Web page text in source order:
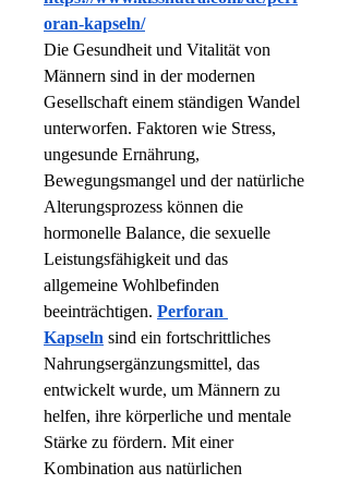
oran-kapseln/
Die Gesundheit und Vitalität von
Männern sind in der modernen
Gesellschaft einem ständigen Wandel
unterworfen. Faktoren wie Stress,
ungesunde Ernährung,
Bewegungsmangel und der natürliche
Alterungsprozess können die
hormonelle Balance, die sexuelle
Leistungsfähigkeit und das
allgemeine Wohlbefinden
beeinträchtigen. Perforan
Kapseln sind ein fortschrittliches
Nahrungsergänzungsmittel, das
entwickelt wurde, um Männern zu
helfen, ihre körperliche und mentale
Stärke zu fördern. Mit einer
Kombination aus natürlichen